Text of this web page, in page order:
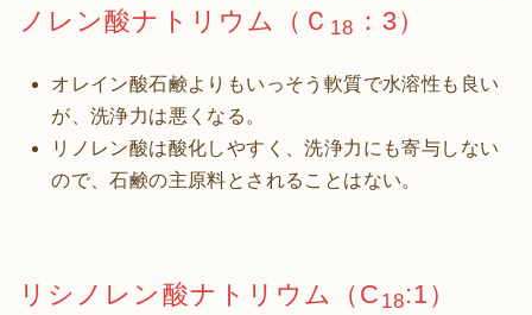
ノレン酸ナトリウム（Ｃ 18 ：3）
オレイン酸石鹸よりもいっそう軟質で水溶性も良い
が、洗浄力は悪くなる。
リノレン酸は酸化しやすく、洗浄力にも寄与しない
ので、石鹸の主原料とされることはない。
リシノレン酸ナトリウム（C 18:1）